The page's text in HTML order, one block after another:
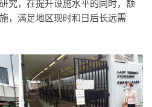
究，在提升设施水平的同时，额
，满足地区现时和日后长远需